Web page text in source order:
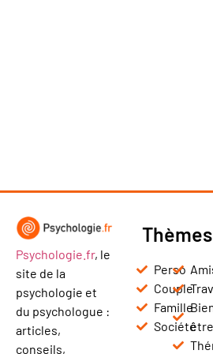
Psychologie.fr, le
site de la
psychologie et
du psychologue :
articles,
conseils,
Thèmes
Perso
Couple
Famille
Sociétéêtre